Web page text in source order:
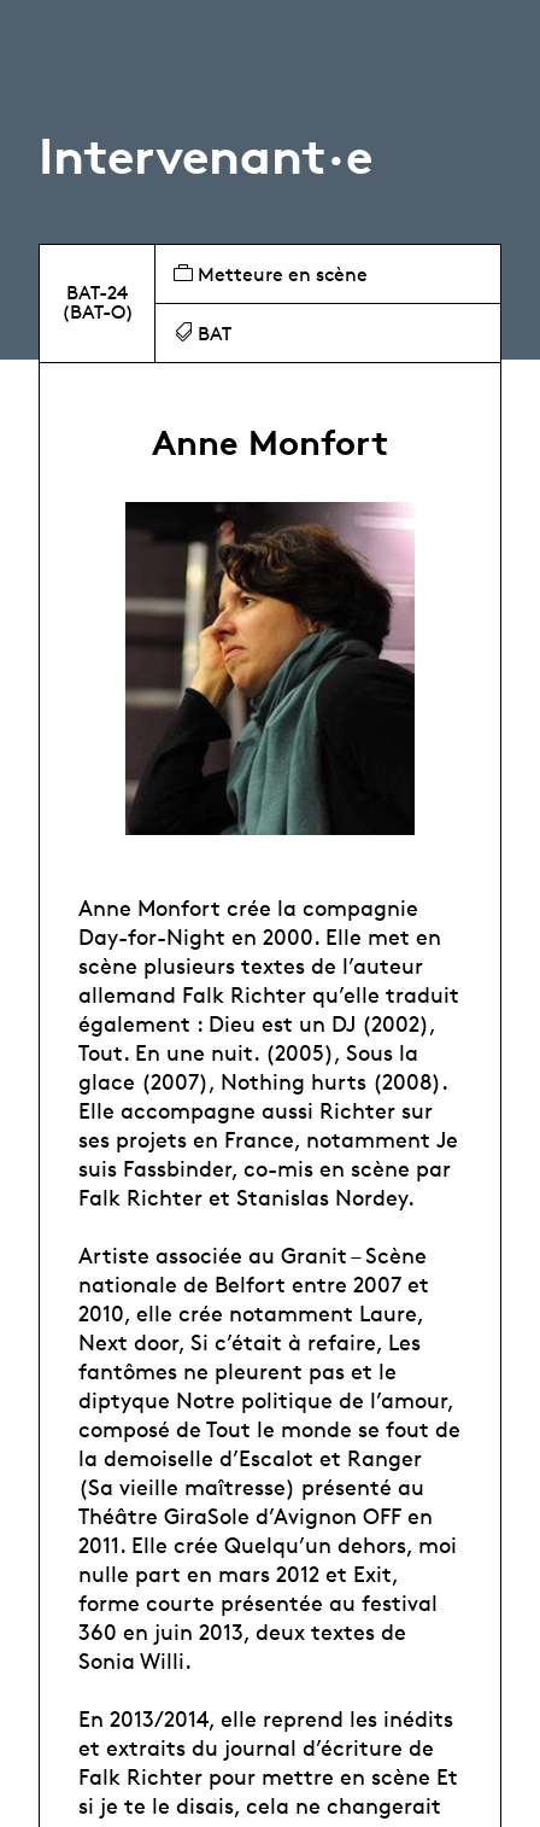
Intervenant·e
BAT-24
(BAT-O)
Metteure en scène
BAT
Anne Monfort
Anne Monfort crée la compagnie
Day-for-Night en 2000. Elle met en
scène plusieurs textes de l’auteur
allemand Falk Richter qu’elle traduit
également : Dieu est un DJ (2002),
Tout. En une nuit. (2005), Sous la
glace (2007), Nothing hurts (2008).
Elle accompagne aussi Richter sur
ses projets en France, notamment Je
suis Fassbinder, co-mis en scène par
Falk Richter et Stanislas Nordey.
Artiste associée au Granit – Scène
nationale de Belfort entre 2007 et
2010, elle crée notamment Laure,
Next door, Si c’était à refaire, Les
fantômes ne pleurent pas et le
diptyque Notre politique de l’amour,
composé de Tout le monde se fout de
la demoiselle d’Escalot et Ranger
(Sa vieille maîtresse) présenté au
Théâtre GiraSole d’Avignon OFF en
2011. Elle crée Quelqu’un dehors, moi
nulle part en mars 2012 et Exit,
forme courte présentée au festival
360 en juin 2013, deux textes de
Sonia Willi.
En 2013/2014, elle reprend les inédits
et extraits du journal d’écriture de
Falk Richter pour mettre en scène Et
si je te le disais, cela ne changerait